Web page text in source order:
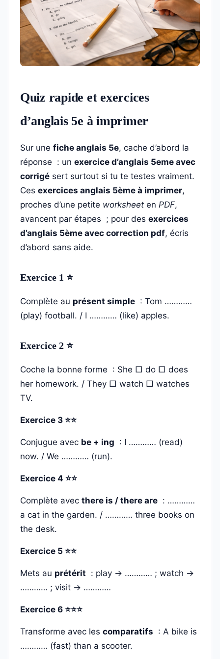
Quiz rapide et exercices
d’anglais 5e à imprimer
Sur une fiche anglais 5e, cache d’abord la
réponse : un exercice d’anglais 5eme avec
corrigé sert surtout si tu te testes vraiment.
Ces exercices anglais 5ème à imprimer,
proches d’une petite worksheet en PDF,
avancent par étapes ; pour des exercices
d’anglais 5ème avec correction pdf, écris
d’abord sans aide.
Exercice 1 ⭐
Complète au présent simple : Tom …………
(play) football. / I ………… (like) apples.
Exercice 2 ⭐
Coche la bonne forme : She □ do □ does
her homework. / They □ watch □ watches
TV.
Exercice 3 ⭐⭐
Conjugue avec be + ing : I ………… (read)
now. / We ………… (run).
Exercice 4 ⭐⭐
Complète avec there is / there are : …………
a cat in the garden. / ………… three books on
the desk.
Exercice 5 ⭐⭐
Mets au prétérit : play → ………… ; watch →
………… ; visit → …………
Exercice 6 ⭐⭐⭐
Transforme avec les comparatifs : A bike is
………… (fast) than a scooter.